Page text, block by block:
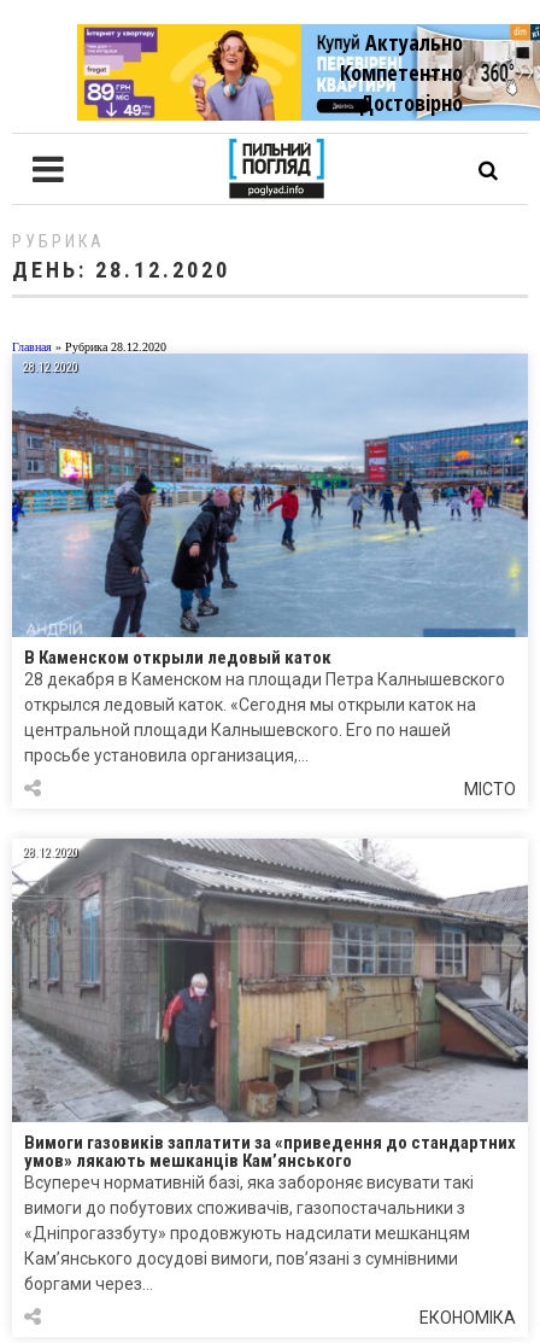
Актуально
Компетентно
Достовiрно
РУБРИКА
ДЕНЬ: 28.12.2020
Главная » Рубрика 28.12.2020
28.12.2020
В Каменском открыли ледовый каток
28 декабря в Каменском на площади Петра Калнышевского
открылся ледовый каток. «Сегодня мы открыли каток на
центральной площади Калнышевского. Его по нашей
просьбе установила организация,…
МІСТО
28.12.2020
Вимоги газовиків заплатити за «приведення до стандартних
умов» лякають мешканців Кам’янського
Всупереч нормативній базі, яка забороняє висувати такі
вимоги до побутових споживачів, газопостачальники з
«Дніпрогаззбуту» продовжують надсилати мешканцям
Кам’янського досудові вимоги, пов’язані з сумнівними
боргами через…
ЕКОНОМІКА